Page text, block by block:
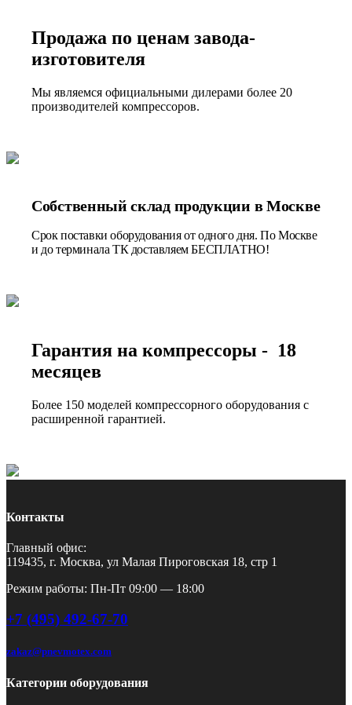
Продажа по ценам завода-
изготовителя
Мы являемся официальными дилерами более 20
производителей компрессоров.
Собственный склад продукции в Москве
Срок поставки оборудования от одного дня. По Москве
и до терминала ТК доставляем БЕСПЛАТНО!
Гарантия на компрессоры - 18
месяцев
Более 150 моделей компрессорного оборудования с
расширенной гарантией.
Контакты
Главный офис:
119435, г. Москва, ул Малая Пироговская 18, стр 1
Режим работы: Пн-Пт 09:00 — 18:00
+7 (495) 492-67-70
zakaz@pnevmotex.com
Категории оборудования